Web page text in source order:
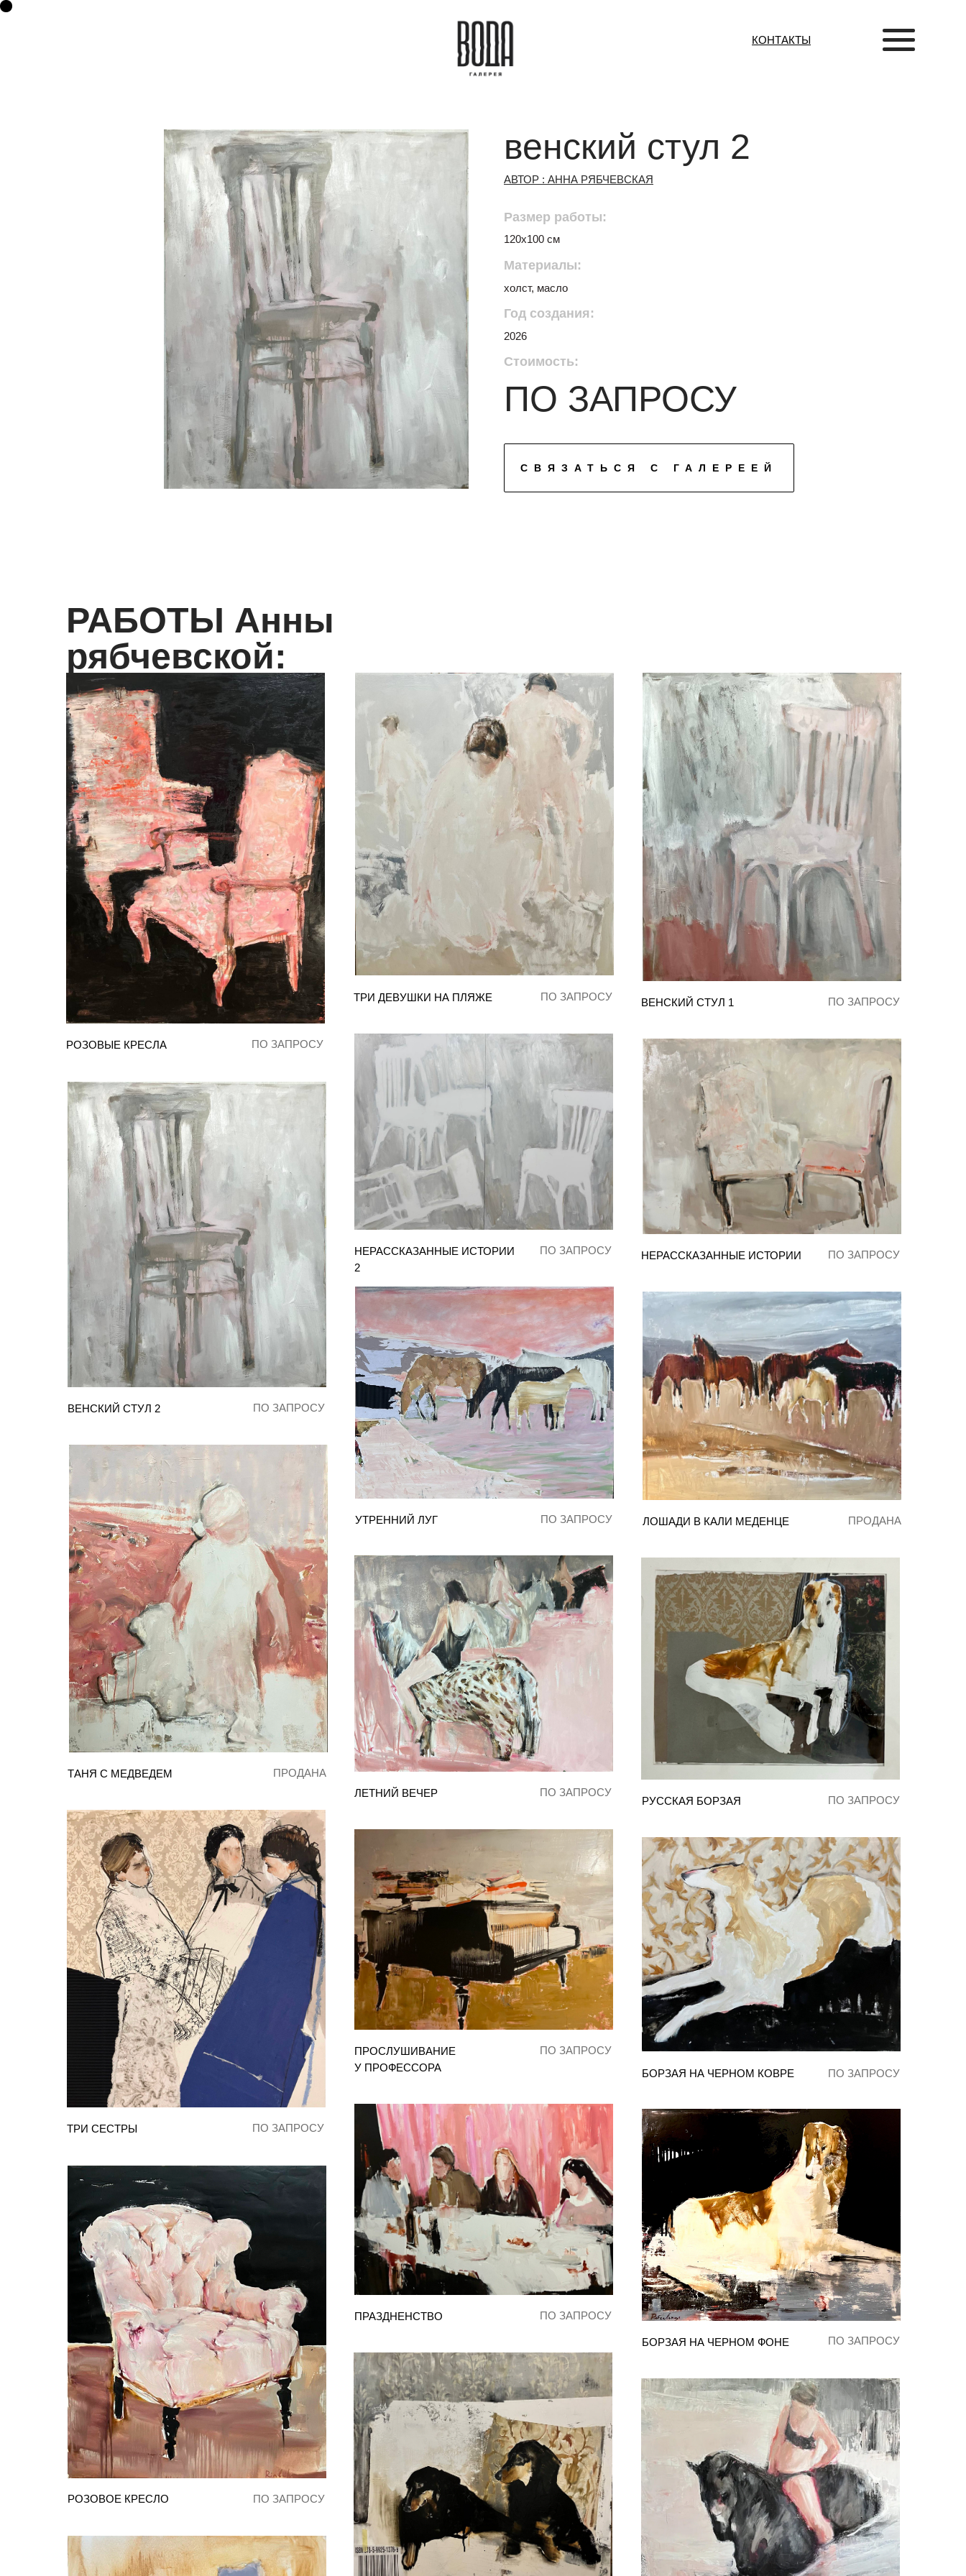
КОНТАКТЫ
СВЯЗАТЬСЯ С ГАЛЕРЕЕЙ
венский стул 2
Размер работы:
ПО ЗАПРОСУ
Стоимость:
Материалы:
холст, масло
Год создания:
2026
120х100 см
АВТОР : АННА РЯБЧЕВСКАЯ
РАБОТЫ Анны
рябчевской:
РОЗОВЫЕ КРЕСЛА ПО ЗАПРОСУ
ТРИ ДЕВУШКИ НА ПЛЯЖЕ ПО ЗАПРОСУ ВЕНСКИЙ СТУЛ 1 ПО ЗАПРОСУ
РОЗОВОЕ КРЕСЛО ПО ЗАПРОСУ
ТРИ СЕСТРЫ ПО ЗАПРОСУ
ТАНЯ С МЕДВЕДЕМ ПРОДАНА
ВЕНСКИЙ СТУЛ 2 ПО ЗАПРОСУ
УТРЕННИЙ ЛУГ
БОРЗАЯ НА ЧЕРНОМ ФОНЕ ПО ЗАПРОСУ
НЕРАССКАЗАННЫЕ ИСТОРИИ ПО ЗАПРОСУ
ПРАЗДНЕНСТВО ПО ЗАПРОСУ
ПРОСЛУШИВАНИЕ
У ПРОФЕССОРА
БОРЗАЯ НА ЧЕРНОМ КОВРЕ ПО ЗАПРОСУ
ПО ЗАПРОСУ
ЛЕТНИЙ ВЕЧЕР
РУССКАЯ БОРЗАЯ ПО ЗАПРОСУ
ПО ЗАПРОСУ
ЛОШАДИ В КАЛИ МЕДЕНЦЕ ПРОДАНА
ПО ЗАПРОСУ
НЕРАССКАЗАННЫЕ ИСТОРИИ
2
ПО ЗАПРОСУ